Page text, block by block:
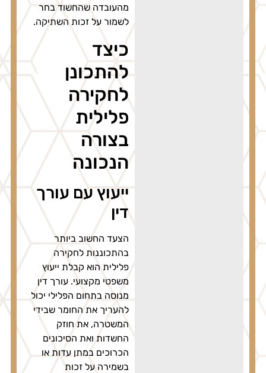
מהעובדה שהחשוד בחר
לשמור על זכות השתיקה.
כיצד
להתכונן
לחקירה
פלילית
בצורה
הנכונה
ייעוץ עם עורך
הצעד החשוב ביותר
בהתכוננות לחקירה
פלילית הוא קבלת ייעוץ
משפטי מקצועי. עורך דין
מנוסה בתחום הפלילי יכול
להעריך את החומר שבידי
המשטרה, את חוזק
החשדות ואת הסיכונים
הכרוכים במתן עדות או
בשמירה על זכות